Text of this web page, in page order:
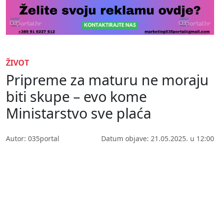
ŽIVOT
Pripreme za maturu ne moraju
biti skupe – evo kome
Ministarstvo sve plaća
Autor: 035portal Datum objave: 21.05.2025. u 12:00